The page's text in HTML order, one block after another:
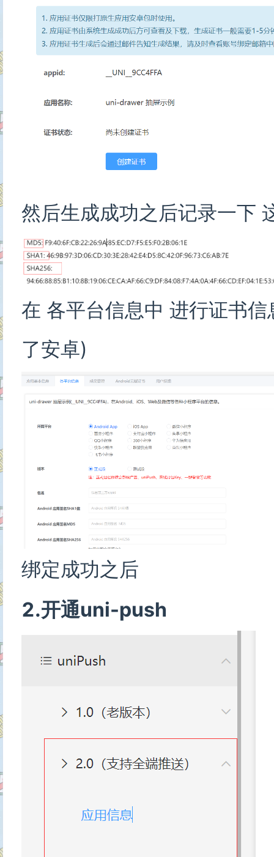
然后生成成功之后记录一下
在 各平台信息中 进行证书
了安卓)
绑定成功之后
2.开通uni-push